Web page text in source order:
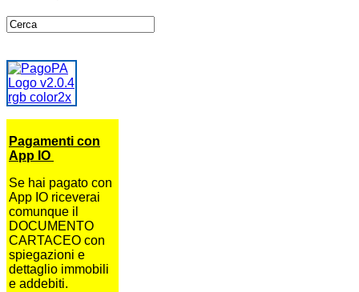
Pagamenti con
App IO
Se hai pagato con
App IO riceverai
comunque il
DOCUMENTO
CARTACEO con
spiegazioni e
dettaglio immobili
e addebiti.